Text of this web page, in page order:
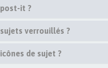
it ?
verrouillés ?
de sujet ?